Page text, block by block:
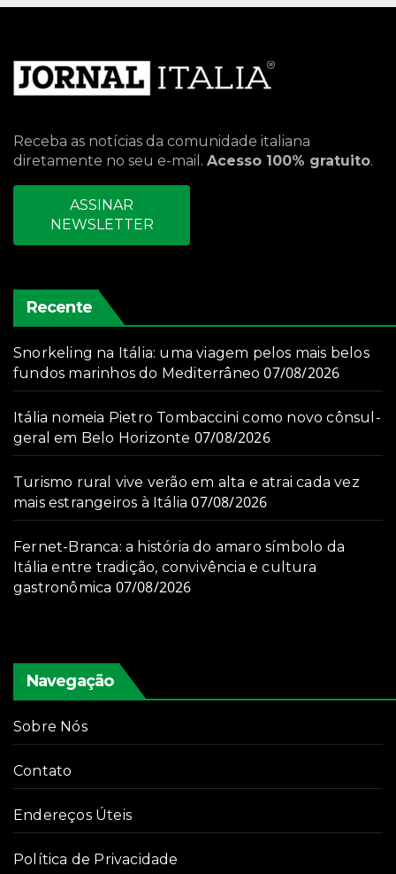
Receba as notícias da comunidade italiana
diretamente no seu e-mail. Acesso 100% gratuito.
ASSINAR
NEWSLETTER
Recente
Snorkeling na Itália: uma viagem pelos mais belos
fundos marinhos do Mediterrâneo 07/08/2026
Itália nomeia Pietro Tombaccini como novo cônsul-
geral em Belo Horizonte 07/08/2026
Turismo rural vive verão em alta e atrai cada vez
mais estrangeiros à Itália 07/08/2026
Fernet-Branca: a história do amaro símbolo da
Itália entre tradição, convivência e cultura
gastronômica 07/08/2026
Navegação
Sobre Nós
Contato
Endereços Úteis
Política de Privacidade